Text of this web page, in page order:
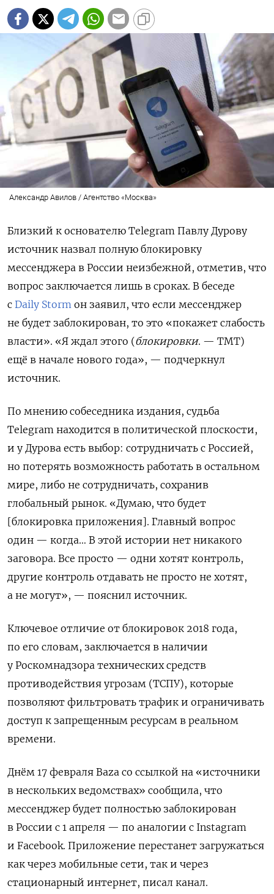
Александр Авилов / Агентство «Москва»
Близкий к основателю Telegram Павлу Дурову
источник назвал полную блокировку
мессенджера в России неизбежной, отметив, что
вопрос заключается лишь в сроках. В беседе
с Daily Storm он заявил, что если мессенджер
не будет заблокирован, то это «покажет слабость
власти». «Я ждал этого (блокировки. — ТМТ)
ещё в начале нового года», — подчеркнул
источник.
По мнению собеседника издания, судьба
Telegram находится в политической плоскости,
и у Дурова есть выбор: сотрудничать с Россией,
но потерять возможность работать в остальном
мире, либо не сотрудничать, сохранив
глобальный рынок. «Думаю, что будет
[блокировка приложения]. Главный вопрос
один — когда… В этой истории нет никакого
заговора. Все просто — одни хотят контроль,
другие контроль отдавать не просто не хотят,
а не могут», — пояснил источник.
Ключевое отличие от блокировок 2018 года,
по его словам, заключается в наличии
у Роскомнадзора технических средств
противодействия угрозам (ТСПУ), которые
позволяют фильтровать трафик и ограничивать
доступ к запрещенным ресурсам в реальном
времени.
Днём 17 февраля Baza со ссылкой на «источники
в нескольких ведомствах» сообщила, что
мессенджер будет полностью заблокирован
в России с 1 апреля — по аналогии с Instagram
и Facebook. Приложение перестанет загружаться
как через мобильные сети, так и через
стационарный интернет, писал канал.